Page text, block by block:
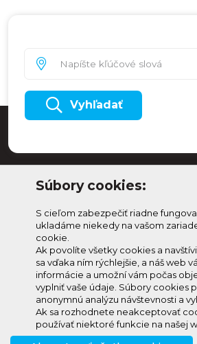
Vyhľadať
info@knh.sk
+421 903
Prihlásenie
Zmeniť
nastavenie
cookies
Súbory cookies:
S cieľom zabezpečiť riadne
ukladáme niekedy na vašom
cookie.
Ak povolíte všetky cookies a
sa vďaka ním rýchlejšie, a náš web
informácie a umožní vám počas
vyplniť vaše údaje. Súbory cookies
anonymnú analýzu návštevnosti a
Ak sa rozhodnete neakceptovať
používať niektoré funkcie na našej